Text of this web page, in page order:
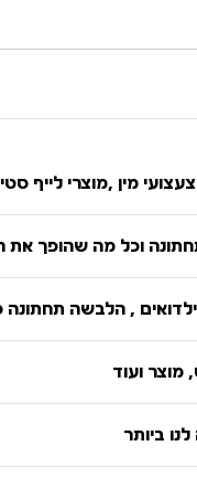
מין ,מוצרי לייף
וכל מה שהופך את
, הלבשה תחתונה
מוצר ועוד
ביותר